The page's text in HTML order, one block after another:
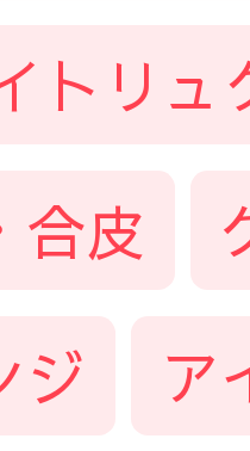
トリュ
合皮
ジ ア